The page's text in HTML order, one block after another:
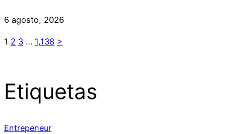
6 agosto, 2026
1 2 3 … 1,138 >
Etiquetas
Entrepeneur